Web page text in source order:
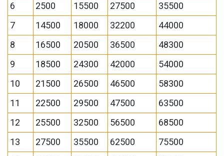
6
2500 15500 27500
35500
7
14500 18000 32200
44000
8
16500 20500 36500
48300
9
18500 24300 42000
54000
10
21500 26500 46500
58300
11
22500 29500 47500
63500
12
25500 32500 56500
68500
13
27500 35500 62500
75500